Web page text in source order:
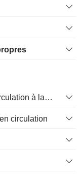
ECS Nombre total d'actions en circulation à la date de dépôt
circulation